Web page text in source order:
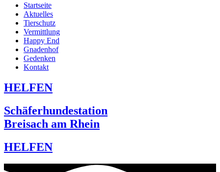
Startseite
Aktuelles
Tierschutz
Vermittlung
Happy End
Gnadenhof
Gedenken
Kontakt
HELFEN
Schäferhundestation
Breisach am Rhein
HELFEN